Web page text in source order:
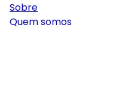
Sobre
Quem somos